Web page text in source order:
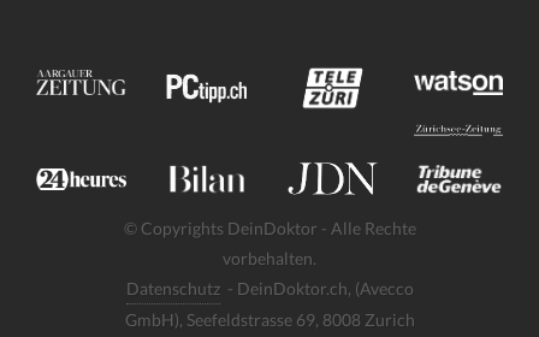
© Copyrights DeinDoktor - Alle Rechte
vorbehalten.
Datenschutz - DeinDoktor.ch, (Avecco
GmbH), Seefeldstrasse 69, 8008 Zurich